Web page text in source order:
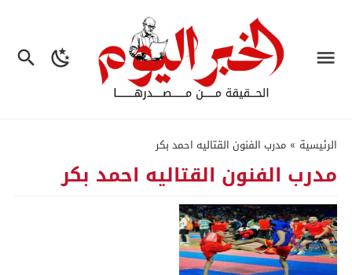
الرئيسية » مدرب الفنون القتاليه احمد بكر
مدرب الفنون القتاليه احمد بكر